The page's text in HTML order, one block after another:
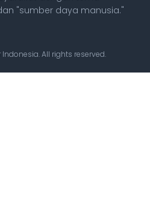
"sumber daya manusia."
All rights reserved.